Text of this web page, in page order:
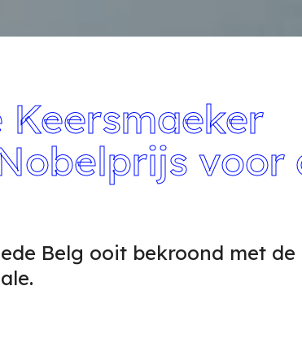
Keersmaeker
voor
Belg ooit bekroond met de